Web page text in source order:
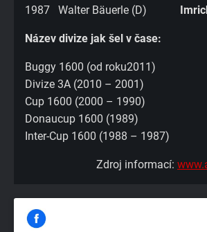
1987 Walter Bäuerle (D)
Název divize jak šel v čase:
Buggy 1600 (od roku2011)
Divize 3A (2010 – 2001)
Cup 1600 (2000 – 1990)
Donaucup 1600 (1989)
Inter-Cup 1600 (1988 – 1987)
Zdroj informací: